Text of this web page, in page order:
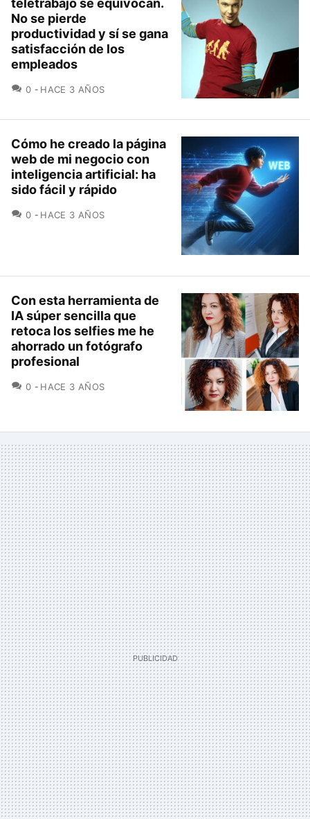
teletrabajo se equivocan.
No se pierde
productividad y sí se gana
satisfacción de los
empleados
0 COMENTARIOS
HACE 3 AÑOS
Cómo he creado la página
web de mi negocio con
inteligencia artificial: ha
sido fácil y rápido
0 COMENTARIOS
HACE 3 AÑOS
Con esta herramienta de
IA súper sencilla que
retoca los selfies me he
ahorrado un fotógrafo
profesional
0 COMENTARIOS
HACE 3 AÑOS